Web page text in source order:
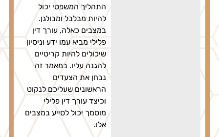
התהליך המשפטי יכול
להיות מבלבל ומבולגן.
במצבים כאלה, עורך דין
פלילי מביא עמו ידע וניסיון
שיכולים להיות קריטיים
להגנה עליו. במאמר זה
נבחן את הצעדים
הראשונים שעליכם לנקוט
וכיצד עורך דין פלילי
מוסמך יכול לסייע במצבים
אלו.